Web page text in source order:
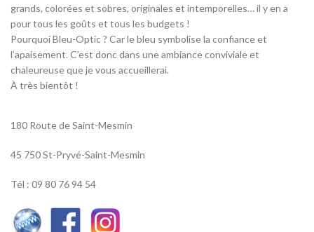
grands, colorées et sobres, originales et intemporelles… il y en a
pour tous les goûts et tous les budgets !
Pourquoi Bleu-Optic ? Car le bleu symbolise la confiance et
l’apaisement. C’est donc dans une ambiance conviviale et
chaleureuse que je vous accueillerai.
À très bientôt !
180 Route de Saint-Mesmin
45 750 St-Pryvé-Saint-Mesmin
Tél : 09 80 76 94 54